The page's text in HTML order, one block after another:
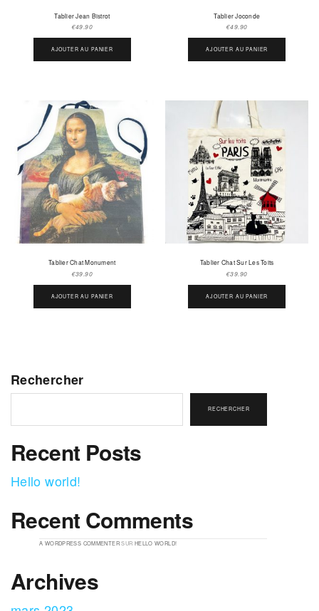
Tablier Jean Bistrot
€49.90
AJOUTER AU PANIER
Tablier Joconde
€49.90
AJOUTER AU PANIER
Tablier Chat Monument
€39.90
AJOUTER AU PANIER
Tablier Chat Sur Les Toits
€39.90
AJOUTER AU PANIER
Rechercher
RECHERCHER
Recent Posts
Hello world!
Recent Comments
A WORDPRESS COMMENTERSUR HELLO WORLD!
Archives